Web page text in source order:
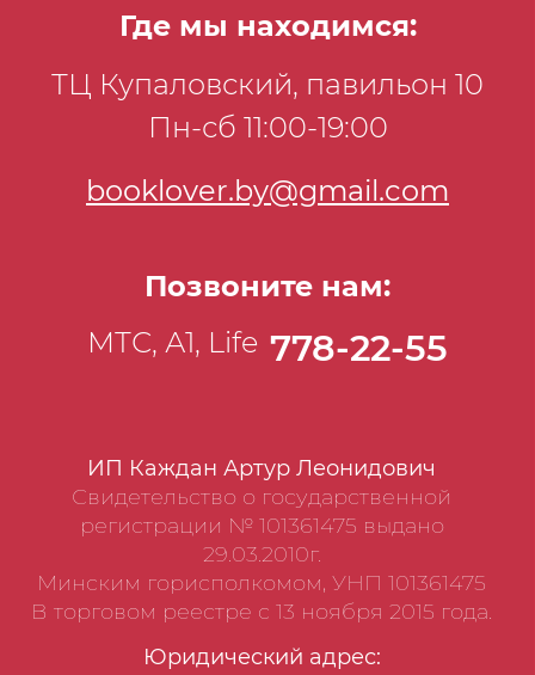
ИП Каждан Артур Леонидович
Свидетельство о государственной
регистрации № 101361475 выдано
29.03.2010г.
Минским горисполкомом, УНП 101361475
В торговом реестре с 13 ноября 2015 года.
Юридический адрес:
Где мы находимся:
ТЦ Купаловский, павильон 10
Пн-сб 11:00-19:00
booklover.by@gmail.com
Позвоните нам:
МТС, А1, Life 778-22-55